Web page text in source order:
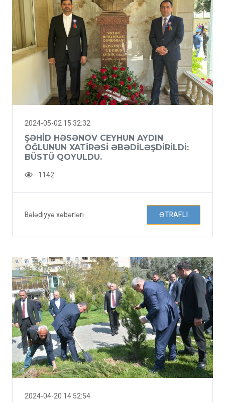
2024-05-02 15:32:32
ŞƏHID HƏSƏNOV CEYHUN AYDIN
OĞLUNUN XATIRƏSI ƏBƏDILƏŞDIRILDI:
BÜSTÜ QOYULDU.
1142
Bələdiyyə xəbərləri ƏTRAFLI
2024-04-20 14:52:54